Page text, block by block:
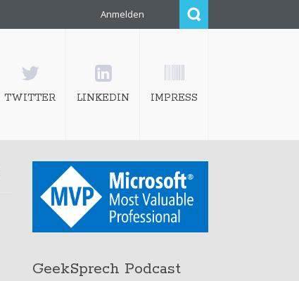
Anmelden
TWITTER LINKEDIN IMPRESS
GeekSprech Podcast